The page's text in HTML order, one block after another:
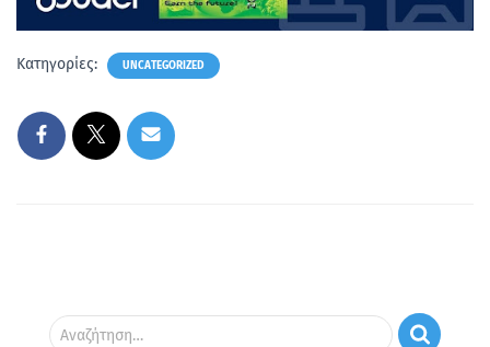
Κατηγορίες: UNCATEGORIZED
Αναζήτηση…